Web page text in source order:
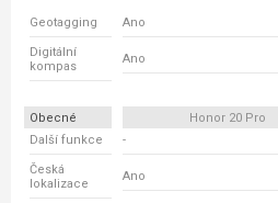
Geotagging Ano
Digitální
kompas
Ano
Obecné Honor 20 Pro
Další funkce
-
Česká
lokalizace
Ano